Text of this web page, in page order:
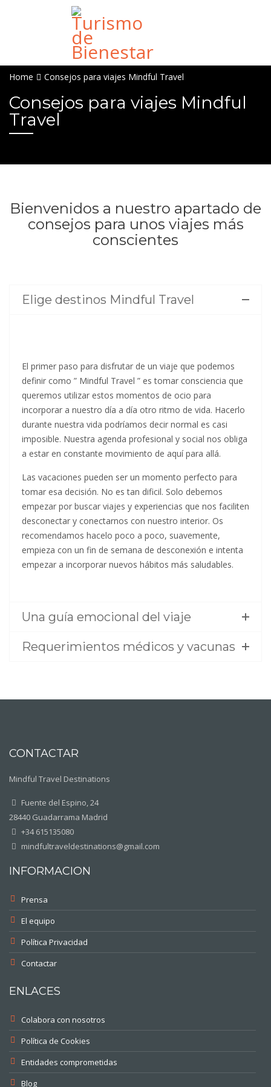
Home Consejos para viajes Mindful Travel
Consejos para viajes Mindful
Travel
Bienvenidos a nuestro apartado de
consejos para unos viajes más
conscientes
Elige destinos Mindful Travel
El primer paso para disfrutar de un viaje que podemos
definir como ” Mindful Travel ” es tomar consciencia que
queremos utilizar estos momentos de ocio para
incorporar a nuestro día a día otro ritmo de vida. Hacerlo
durante nuestra vida podríamos decir normal es casi
imposible. Nuestra agenda profesional y social nos obliga
a estar en constante movimiento de aquí para allá.
Las vacaciones pueden ser un momento perfecto para
tomar esa decisión. No es tan dificil. Solo debemos
empezar por buscar viajes y experiencias que nos faciliten
desconectar y conectarnos con nuestro interior. Os
recomendamos hacelo poco a poco, suavemente,
empieza con un fin de semana de desconexión e intenta
empezar a incorporar nuevos hábitos más saludables.
Una guía emocional del viaje
Requerimientos médicos y vacunas
CONTACTAR
Mindful Travel Destinations
Fuente del Espino, 24
28440 Guadarrama Madrid
+34 615135080
mindfultraveldestinations@gmail.com
INFORMACION
Prensa
El equipo
Política Privacidad
Contactar
ENLACES
Colabora con nosotros
Política de Cookies
Entidades comprometidas
Blog